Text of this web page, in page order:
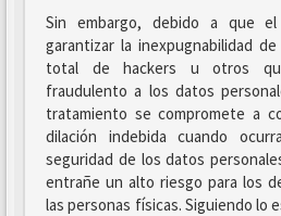
Sin embargo, debido a que
garantizar la inexpugnabilidad
total de hackers u otros
fraudulento a los datos
tratamiento se compromete a
dilación indebida cuando
seguridad de los datos
entrañe un alto riesgo para los
las personas físicas. Siguiendo lo